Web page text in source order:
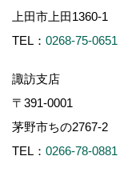
上田市上田1360-1
TEL： 0268-75-0651
諏訪支店
〒391-0001
茅野市ちの2767-2
TEL： 0266-78-0881